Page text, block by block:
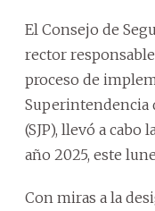
El Consejo de
rector
proceso de
Superintendencia
(SJP), llevó a
año 2025, este
Con miras a la